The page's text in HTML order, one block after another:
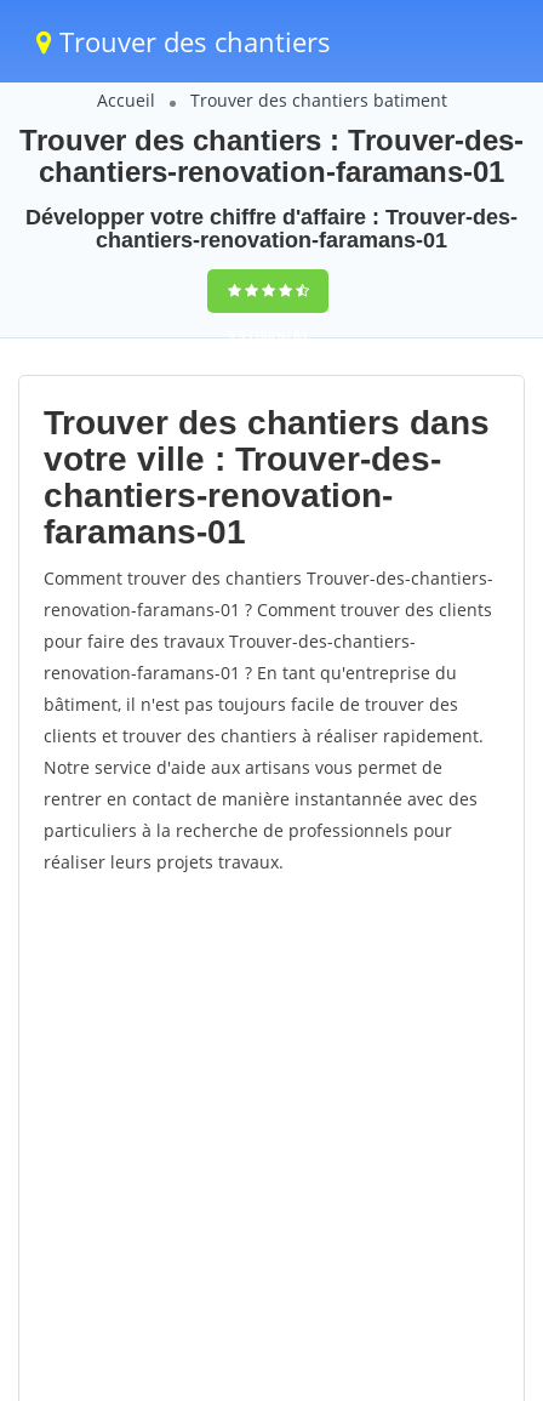
Trouver des chantiers
Accueil Trouver des chantiers batiment
Trouver des chantiers : Trouver-des-
chantiers-renovation-faramans-01
Développer votre chiffre d'affaire : Trouver-des-
chantiers-renovation-faramans-01
9,5(100%)85
votes
Trouver des chantiers dans
votre ville : Trouver-des-
chantiers-renovation-
faramans-01
Comment trouver des chantiers Trouver-des-chantiers-
renovation-faramans-01 ? Comment trouver des clients
pour faire des travaux Trouver-des-chantiers-
renovation-faramans-01 ? En tant qu'entreprise du
bâtiment, il n'est pas toujours facile de trouver des
clients et trouver des chantiers à réaliser rapidement.
Notre service d'aide aux artisans vous permet de
rentrer en contact de manière instantannée avec des
particuliers à la recherche de professionnels pour
réaliser leurs projets travaux.